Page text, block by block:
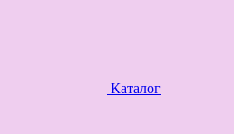
Каталог